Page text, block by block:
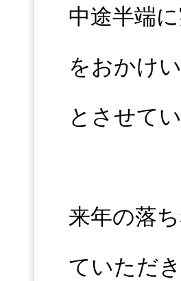
中途半端
をおかけ
とさせて
来年の落
ていただ